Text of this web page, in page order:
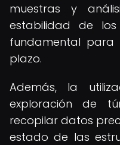
muestras y
estabilidad de
fundamental
plazo.
Además, la
exploración de
recopilar datos
estado de las